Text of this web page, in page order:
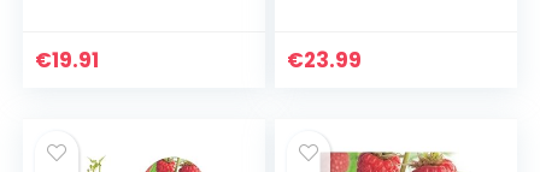
Woondecoratie
€19.91 €23.99